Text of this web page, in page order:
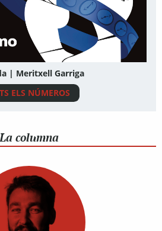
| Meritxell Garriga
ELS NÚMEROS
La columna